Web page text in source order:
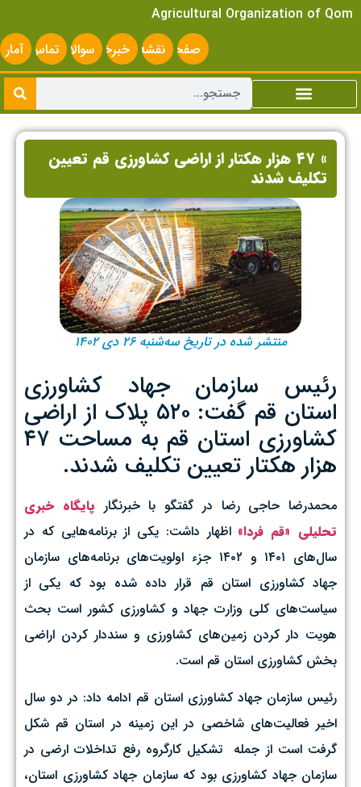
Agricultural Organization of Qom
صفحه
اصلی
نقشه
سایت
خبرخوانسوالات
متداول
تماس
با ما
آمار
» ۴۷ هزار هکتار از اراضی کشاورزی قم تعیین
تکلیف شدند
منتشر شده در تاریخ سه‌شنبه ۲۶ دی ۱۴۰۲
رئیس سازمان جهاد کشاورزی
استان قم گفت: ۵۲۰ پلاک از اراضی
کشاورزی استان قم به مساحت ۴۷
هزار هکتار تعیین تکلیف شدند.
محمدرضا حاجی رضا در گفتگو با خبرنگار پایگاه خبری
تحلیلی «قم فردا» اظهار داشت: یکی از برنامه‌هایی که در
سال‌های ۱۴۰۱ و ۱۴۰۲ جزء اولویت‌های برنامه‌های سازمان
جهاد کشاورزی استان قم قرار داده شده بود که یکی از
سیاست‌های کلی وزارت جهاد و کشاورزی کشور است بحث
هویت دار کردن زمین‌های کشاورزی و سنددار کردن اراضی
بخش کشاورزی استان قم است.
رئیس سازمان جهاد کشاورزی استان قم ادامه داد: در دو سال
اخیر فعالیت‌های شاخصی در این زمینه در استان قم شکل
گرفت است از جمله تشکیل کارگروه رفع تداخلات ارضی در
سازمان جهاد کشاورزی بود که سازمان جهاد کشاورزی استان،